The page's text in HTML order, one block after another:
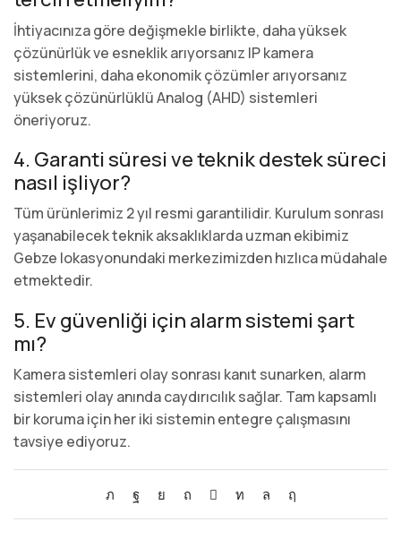
İhtiyacınıza göre değişmekle birlikte, daha yüksek
çözünürlük ve esneklik arıyorsanız IP kamera
sistemlerini, daha ekonomik çözümler arıyorsanız
yüksek çözünürlüklü Analog (AHD) sistemleri
öneriyoruz.
4. Garanti süresi ve teknik destek süreci
nasıl işliyor?
Tüm ürünlerimiz 2 yıl resmi garantilidir. Kurulum sonrası
yaşanabilecek teknik aksaklıklarda uzman ekibimiz
Gebze lokasyonundaki merkezimizden hızlıca müdahale
etmektedir.
5. Ev güvenliği için alarm sistemi şart
mı?
Kamera sistemleri olay sonrası kanıt sunarken, alarm
sistemleri olay anında caydırıcılık sağlar. Tam kapsamlı
bir koruma için her iki sistemin entegre çalışmasını
tavsiye ediyoruz.